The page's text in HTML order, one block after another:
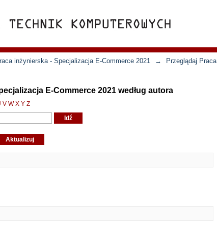
inżynierska - Specjalizacja E-Commerce 2021 →
Przeglądaj Praca
E-Commerce 2021 według autora
V W X Y Z